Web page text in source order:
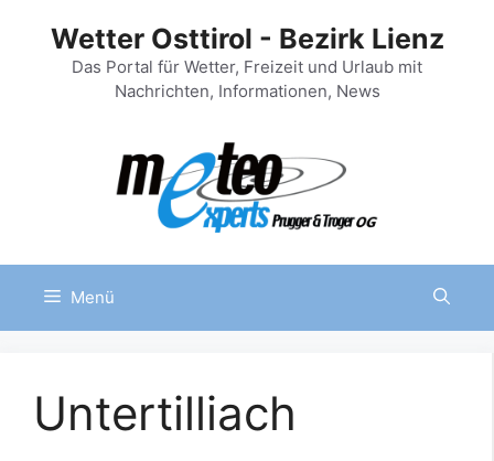
springen
Wetter Osttirol - Bezirk Lienz
Das Portal für Wetter, Freizeit und Urlaub mit
Nachrichten, Informationen, News
Menü
Untertilliach